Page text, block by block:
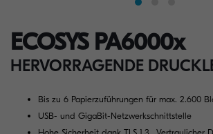
ECOSYS PA6000x
HERVORRAGENDE
Bis zu 6 Papierzuführungen für max. 2.600
USB- und GigaBit-Netzwerkschnittstelle